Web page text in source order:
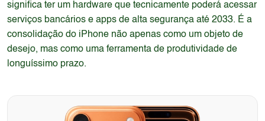
significa ter um hardware que tecnicamente poderá acessar
serviços bancários e apps de alta segurança até 2033. É a
consolidação do iPhone não apenas como um objeto de
desejo, mas como uma ferramenta de produtividade de
longuíssimo prazo.